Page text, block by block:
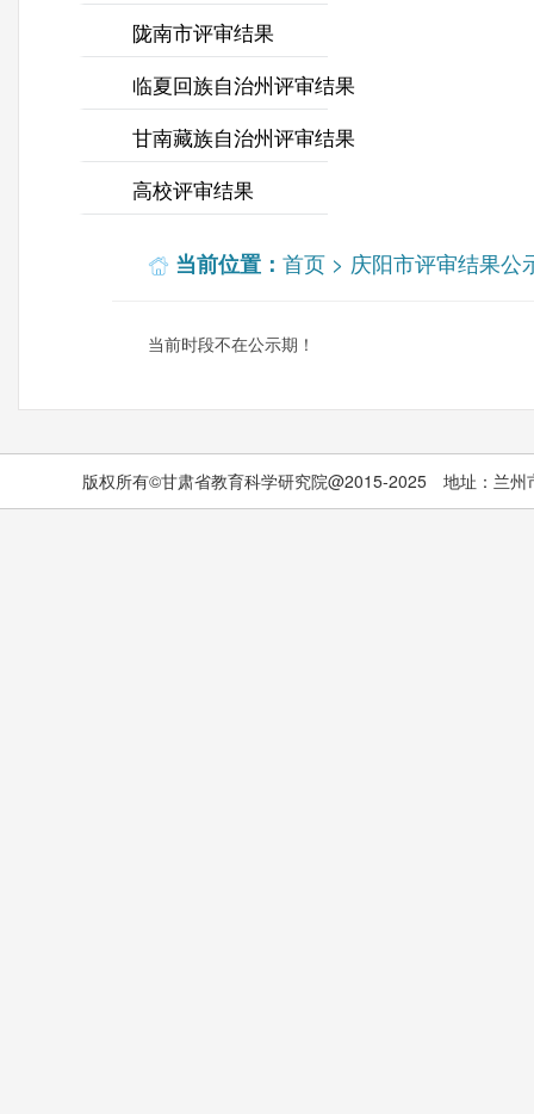
陇南市评审结果
临夏回族自治州评审结果
甘南藏族自治州评审结果
高校评审结果
当前位置： 首页 > 庆阳市评审结果公
当前时段不在公示期！
版权所有©甘肃省教育科学研究院@2015-2025 地址：兰